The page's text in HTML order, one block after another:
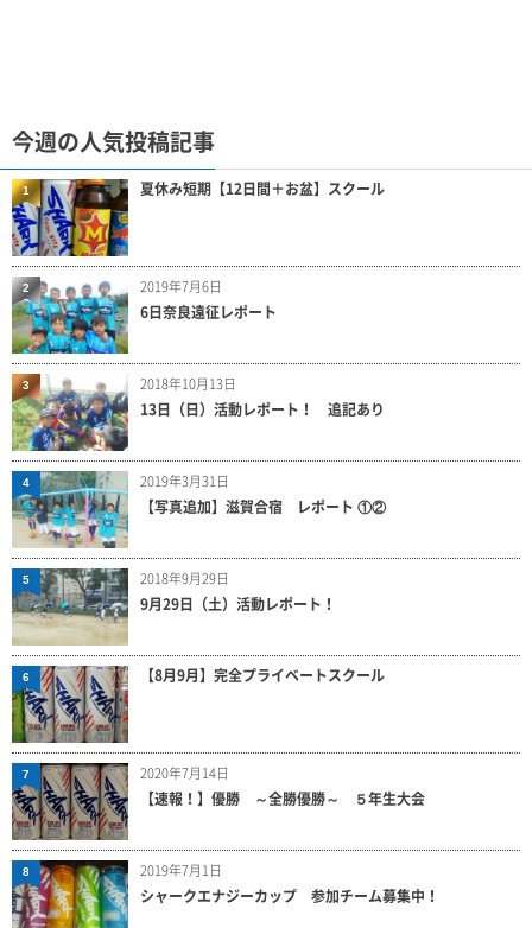
今週の人気投稿記事
夏休み短期【12日間＋お盆】スクール
1
2019年7月6日
6日奈良遠征レポート
2
2018年10月13日
13日（日）活動レポート！ 追記あり
3
2019年3月31日
【写真追加】滋賀合宿 レポート ①②
4
2018年9月29日
9月29日（土）活動レポート！
5
【8月9月】完全プライベートスクール
6
2020年7月14日
【速報！】優勝 ～全勝優勝～ ５年生大会
7
2019年7月1日
シャークエナジーカップ 参加チーム募集中！
8